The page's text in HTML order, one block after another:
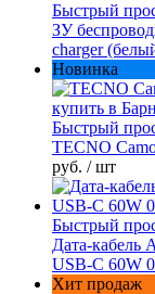
Быстрый
ЗУ
charger
Новинка
Быстрый
TECNO
руб. / шт
Быстрый
Дата-кабель
USB-C 60W
Хит продаж